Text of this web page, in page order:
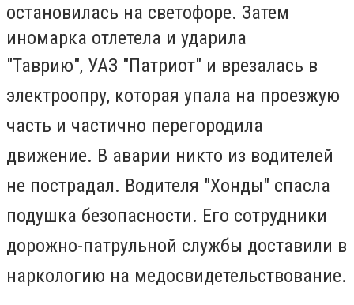
остановилась на светофоре. Затем
иномарка отлетела и ударила
"Таврию", УАЗ "Патриот" и врезалась в
электроопру, которая упала на проезжую
часть и частично перегородила
движение. В аварии никто из водителей
не пострадал. Водителя "Хонды" спасла
подушка безопасности. Его сотрудники
дорожно-патрульной службы доставили в
наркологию на медосвидетельствование.